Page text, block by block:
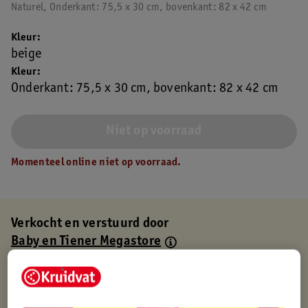
Naturel, Onderkant: 75,5 x 30 cm, bovenkant: 82 x 42 cm
Kleur
Onderkant: 75,5 x 30 cm, bovenkant: 82 x 42 cm
Kleur
beige
Momenteel online niet op voorraad.
Verkocht en verstuurd door
Baby en Tiener Megastore
Binnen 1 werkdag verstuurd
Gratis thuisbezorgd